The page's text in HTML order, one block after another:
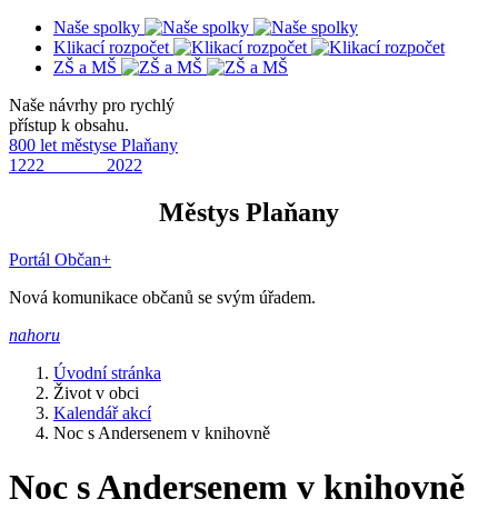
Naše spolky
Klikací rozpočet
ZŠ a MŠ
Naše návrhy pro rychlý
přístup k obsahu.
800 let městyse Plaňany
1222 2022
Městys Plaňany
Portál Občan+
Nová komunikace občanů se svým úřadem.
nahoru
Úvodní stránka
Život v obci
Kalendář akcí
Noc s Andersenem v knihovně
Noc s Andersenem v knihovně